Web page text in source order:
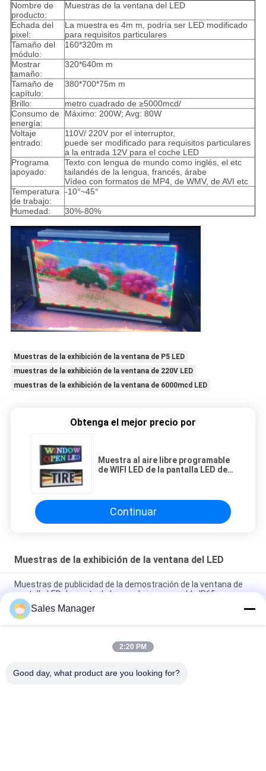
Nombre de
producto:
Muestras de la ventana del LED
Echada del
pixel:
La muestra es 4m m, podría ser LED modificado
para requisitos particulares
Tamaño del
módulo:
160*320m m
Mostrar
tamaño:
320*640m m
Tamaño de
capítulo:
380*700*75m m
Brillo:
metro cuadrado de ≥5000mcd/
Consumo de
energía:
Máximo: 200W; Avg: 80W
Voltaje
entrado:
110V/ 220V por el interruptor,
puede ser modificado para requisitos particulares
a la entrada 12V para el coche LED
Programa
apoyado:
Texto con lengua de mundo como inglés, el etc
tailandés de la lengua, francés, árabe
Vídeo con formatos de MP4, de WMV, de AVI etc
Temperatura
de trabajo:
-10°~45°
Humedad: 30%-80%
Muestras de la exhibición de la ventana de P5 LED
muestras de la exhibición de la ventana de 220V LED
muestras de la exhibición de la ventana de 6000mcd LED
Obtenga el mejor precio por
Muestra al aire libre programable
de WIFI LED de la pantalla LED de
Continuar
Muestras de la exhibición de la ventana del LED
Muestras de publicidad de la demostración de la ventana de
pantalla LED de poste de la prenda impermeable IP65
Tablero de publicidad video LED de la ventana de P5 RGB de las
muestras programables de la exhibición
Pantalla de vídeo al aire libre LED del panel bilateral a todo
Sales Manager
2:20 PM
Good day, what product are you looking for?